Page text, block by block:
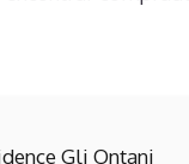
Gli Ontani